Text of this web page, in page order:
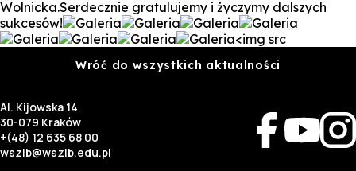
Wolnicka.Serdecznie gratulujemy i życzymy dalszych
sukcesów!
<img src
Wróć do wszystkich aktualności
Al. Kijowska 14
30-079 Kraków
+(48) 12 635 68 00
wszib@wszib.edu.pl